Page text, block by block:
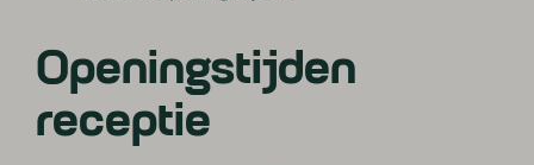
Openingstijden
receptie